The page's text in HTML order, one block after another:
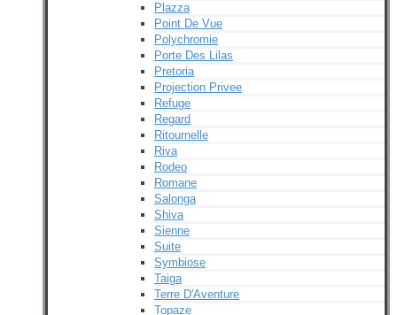
Plazza
Point De Vue
Polychromie
Porte Des Lilas
Pretoria
Projection Privee
Refuge
Regard
Ritournelle
Riva
Rodeo
Romane
Salonga
Shiva
Sienne
Suite
Symbiose
Taiga
Terre D'Aventure
Topaze